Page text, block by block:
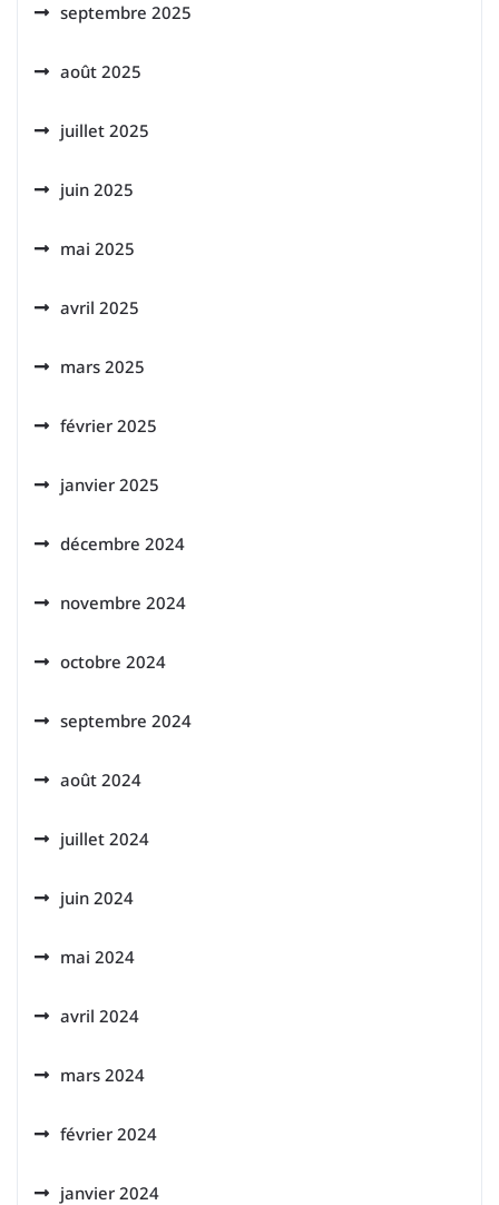
septembre 2025
août 2025
juillet 2025
juin 2025
mai 2025
avril 2025
mars 2025
février 2025
janvier 2025
décembre 2024
novembre 2024
octobre 2024
septembre 2024
août 2024
juillet 2024
juin 2024
mai 2024
avril 2024
mars 2024
février 2024
janvier 2024